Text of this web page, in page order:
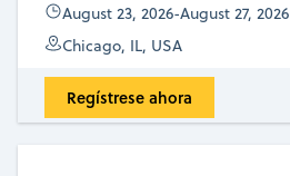
August 23, 2026-August 27, 2026
Chicago, IL, USA
Regístrese ahora